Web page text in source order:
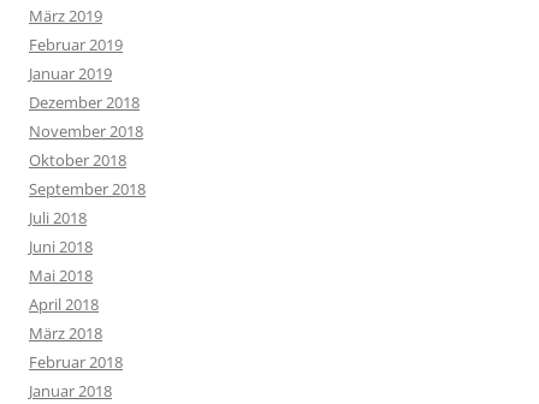
März 2019
Februar 2019
Januar 2019
Dezember 2018
November 2018
Oktober 2018
September 2018
Juli 2018
Juni 2018
Mai 2018
April 2018
März 2018
Februar 2018
Januar 2018